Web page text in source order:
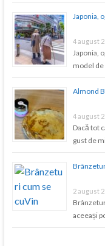
Japonia,
4 august
Japonia,
model de
Almond
4 august
Dacă tot
gust de
2 august
aceeași